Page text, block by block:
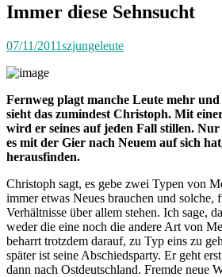
Immer diese Sehnsucht
07/11/2011szjungeleute
Fernweg plagt manche Leute mehr und
sieht das zumindest Christoph. Mit
wird er seines auf jeden Fall stillen.
es mit der Gier nach Neuem auf sich
herausfinden.
Christoph sagt, es gebe zwei Typen von
immer etwas Neues brauchen und solche,
Verhältnisse über allem stehen. Ich sage,
weder die eine noch die andere Art von
beharrt trotzdem darauf, zu Typ eins zu
später ist seine Abschiedsparty. Er geht
dann nach Ostdeutschland. Fremde neue